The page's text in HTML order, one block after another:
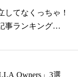
してなくっちゃ！
事ランキング
Owners」3選